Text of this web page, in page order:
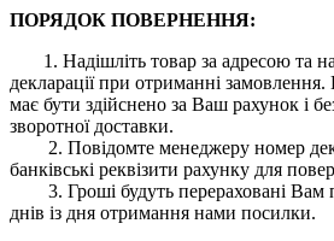
ПОРЯДОК ПОВЕРНЕННЯ:
1. Надішліть товар за адресою та на
декларації при отриманні
має бути здійснено за Ваш
зворотної доставки.
2. Повідомте менеджеру номер
банківські реквізити рахунку для
3. Гроші будуть перераховані Вам
днів із дня отримання нами посилки.